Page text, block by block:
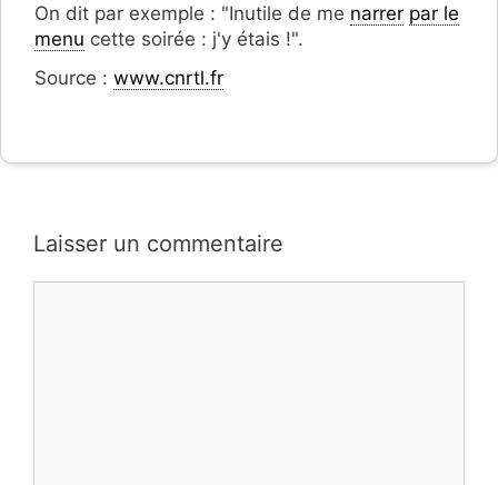
On dit par exemple : "Inutile de me narrer par le
menu cette soirée : j'y étais !".
Source : www.cnrtl.fr
Laisser un commentaire